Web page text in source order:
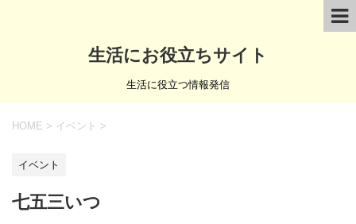
生活にお役立ちサイト
生活に役立つ情報発信
HOME > イベント >
イベント
七五三いつ